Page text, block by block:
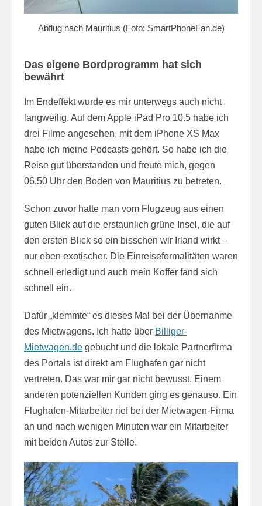
Abflug nach Mauritius (Foto: SmartPhoneFan.de)
Das eigene Bordprogramm hat sich
bewährt
Im Endeffekt wurde es mir unterwegs auch nicht
langweilig. Auf dem Apple iPad Pro 10.5 habe ich
drei Filme angesehen, mit dem iPhone XS Max
habe ich meine Podcasts gehört. So habe ich die
Reise gut überstanden und freute mich, gegen
06.50 Uhr den Boden von Mauritius zu betreten.
Schon zuvor hatte man vom Flugzeug aus einen
guten Blick auf die erstaunlich grüne Insel, die auf
den ersten Blick so ein bisschen wir Irland wirkt –
nur eben exotischer. Die Einreiseformalitäten waren
schnell erledigt und auch mein Koffer fand sich
schnell ein.
Dafür „klemmte“ es dieses Mal bei der Übernahme
des Mietwagens. Ich hatte über Billiger-
Mietwagen.de gebucht und die lokale Partnerfirma
des Portals ist direkt am Flughafen gar nicht
vertreten. Das war mir gar nicht bewusst. Einem
anderen potenziellen Kunden ging es genauso. Ein
Flughafen-Mitarbeiter rief bei der Mietwagen-Firma
an und nach wenigen Minuten war ein Mitarbeiter
mit beiden Autos zur Stelle.